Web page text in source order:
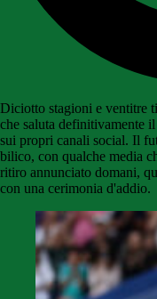
Diciotto stagioni e ventitre
che saluta definitivamente il
sui propri canali social. Il
bilico, con qualche media
ritiro annunciato domani,
con una cerimonia d'addio.